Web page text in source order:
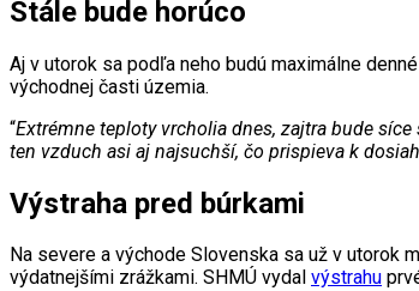
Stále bude horúco
Aj v utorok sa podľa neho budú maximálne
východnej časti územia.
“Extrémne teploty vrcholia dnes, zajtra bude
ten vzduch asi aj najsuchší, čo prispieva k
Výstraha pred búrkami
Na severe a východe Slovenska sa už v utorok
výdatnejšími zrážkami. SHMÚ vydal výstrahu